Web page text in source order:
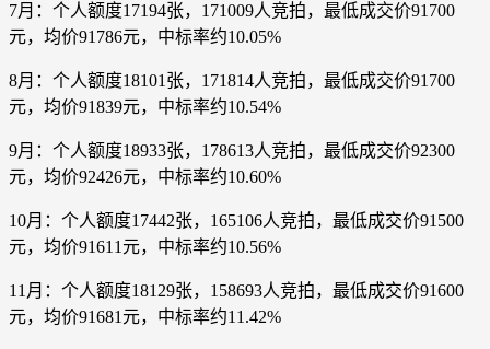
7月：个人额度17194张，171009人竞拍，最低成交价91700
元，均价91786元，中标率约10.05%
8月：个人额度18101张，171814人竞拍，最低成交价91700
元，均价91839元，中标率约10.54%
9月：个人额度18933张，178613人竞拍，最低成交价92300
元，均价92426元，中标率约10.60%
10月：个人额度17442张，165106人竞拍，最低成交价91500
元，均价91611元，中标率约10.56%
11月：个人额度18129张，158693人竞拍，最低成交价91600
元，均价91681元，中标率约11.42%